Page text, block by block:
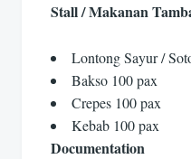
Stall / Makanan
Lontong Sayur /
Bakso 100 pax
Crepes 100 pax
Kebab 100 pax
Documentation